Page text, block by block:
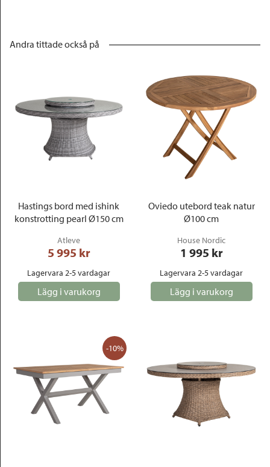
Andra tittade också på
Hastings bord med ishink
konstrotting pearl Ø150 cm
Atleve
5 995 kr
Lagervara 2-5 vardagar
Lägg i varukorg
Oviedo utebord teak natur
Ø100 cm
House Nordic
1 995 kr
Lagervara 2-5 vardagar
Lägg i varukorg
-10%